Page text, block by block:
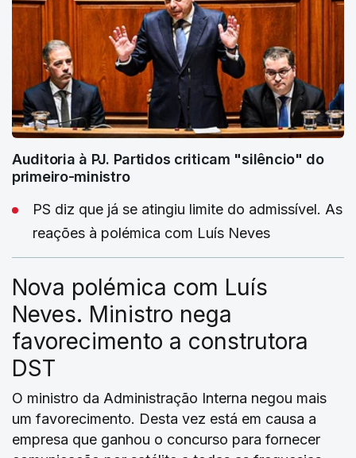
Auditoria à PJ. Partidos criticam "silêncio" do
primeiro-ministro
PS diz que já se atingiu limite do admissível. As
reações à polémica com Luís Neves
Nova polémica com Luís
Neves. Ministro nega
favorecimento a construtora
DST
O ministro da Administração Interna negou mais
um favorecimento. Desta vez está em causa a
empresa que ganhou o concurso para fornecer